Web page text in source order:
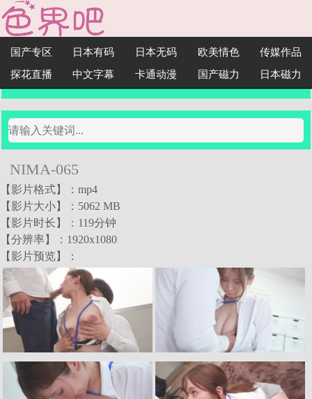
国产专区 日本有码 日本无码 欧美情色
传媒作品
探花直播
中文字幕 卡通动漫 国产磁力 日本磁力
NIMA-065
【影片格式】：mp4
【影片大小】：5062 MB
【影片时长】：119分钟
【分辨率】：1920x1080
【影片预览】：